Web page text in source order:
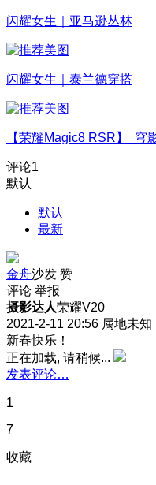
闪耀女生｜亚马逊丛林
闪耀女生｜泰兰德穿搭
【荣耀Magic8 RSR】 穹
评论1
默认
默认
最新
金舟沙发 赞
评论 举报
摄影达人荣耀V20
2021-2-11 20:56 属地未知
新春快乐！
正在加载, 请稍候...
发表评论…
1
7
收藏